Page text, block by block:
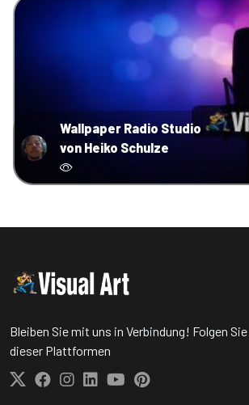
Wallpaper Radio Studio
von Heiko Schulze
Bleiben Sie mit uns in Verbindung! Folgen
dieser Plattformen